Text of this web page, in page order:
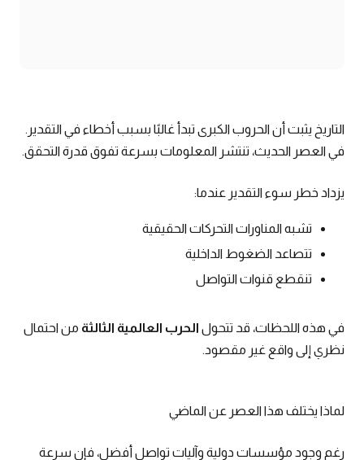
التاريخ يثبت أن الحروب الكبرى تبدأ غالبًا بسبب أخطاء في التقدير.
في العصر الحديث، تنتشر المعلومات بسرعة تفوق قدرة التحقق.
يزداد خطر سوء التقدير عندما:
تشبه المناورات التحركات الحقيقية
تتصاعد الضغوط الداخلية
تنقطع قنوات التواصل
في هذه اللحظات، قد تتحول الحرب العالمية الثالثة من احتمال
نظري إلى واقع غير مقصود.
لماذا يختلف هذا العصر عن الماضي
رغم وجود مؤسسات دولية وآليات تواصل أفضل، فإن سرعة